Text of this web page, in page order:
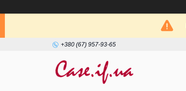
+380 (67) 957-93-65